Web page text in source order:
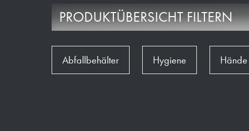
PRODUKTÜBERSICHT FILTERN
Abfallbehälter Hygiene